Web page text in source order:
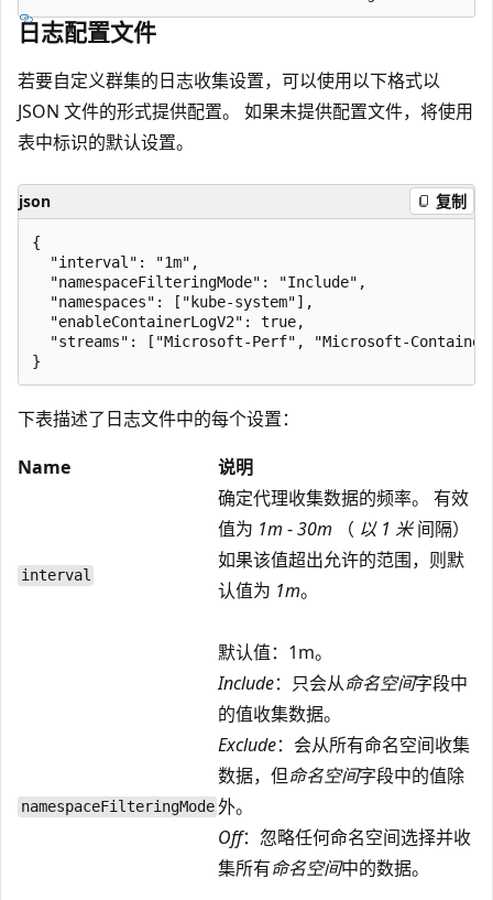
日志配置文件
若要自定义群集的日志收集设置，可以使用以下格式以
JSON 文件的形式提供配置。 如果未提供配置文件，将使用
表中标识的默认设置。
json 复制
{
  "interval": "1m",
  "namespaceFilteringMode": "Include",
  "namespaces": ["kube-system"],
  "enableContainerLogV2": true,
"streams": ["Microsoft-Perf", "Microsoft-
下表描述了日志文件中的每个设置：
Name
说明
interval
确定代理收集数据的频率。 有效
值为 1m -30m （ 以 1 米间隔）
如果该值超出允许的范围，则默
认值为 1m。
默认值：1m。
namespaceFilteringMode
Include：只会从命名空间字段中
的值收集数据。
Exclude：会从所有命名空间收集
数据，但命名空间字段中的值除
外。
Off：忽略任何命名空间选择并收
集所有命名空间中的数据。